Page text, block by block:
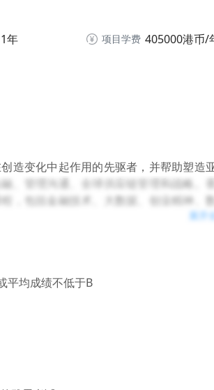
1年 项目学费 405000港币/
造变化中起作用的先驱者，并帮助塑造
、管理沟通、全球供应链管理和战略。
，包括金融技术、大数据、创业精神、
展开
平均成绩不低于B